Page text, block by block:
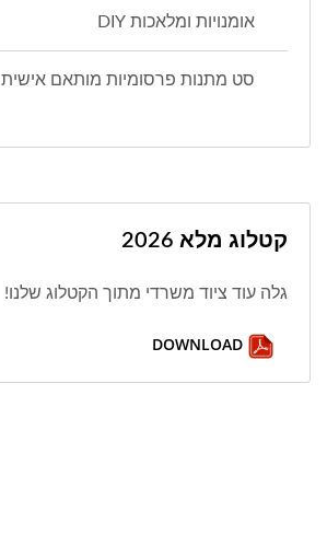
אומנויות ומלאכות DIY
סט מתנות פרסומיות מותאם אישית
קטלוג מלא 2026
גלה עוד ציוד משרדי מתוך הקטלוג שלנו!